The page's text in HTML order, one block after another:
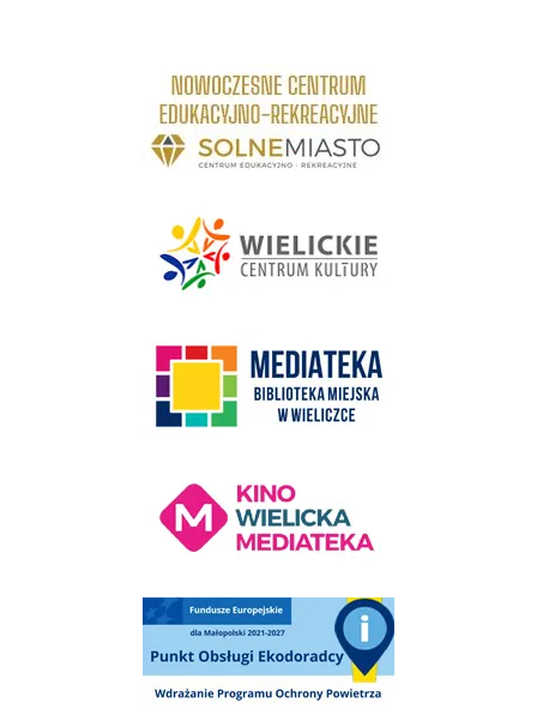
link do strony Centrum Edukacyjno Rekreacyjne
Punkt Obsługi Ekodoradcy Wieliczka